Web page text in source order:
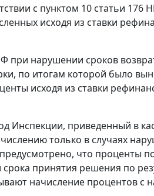
с пунктом 10 статьи 176
исходя из ставки
при нарушении сроков
по итогам которой было
исходя из ставки
Инспекции, приведенный в
только в случаях
что проценты
принятия решения по
начисление процентов с